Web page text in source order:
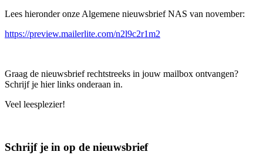
Lees hieronder onze Algemene nieuwsbrief NAS van november:
https://preview.mailerlite.com/n2l9c2r1m2
Graag de nieuwsbrief rechtstreeks in jouw mailbox ontvangen?
Schrijf je hier links onderaan in.
Veel leesplezier!
Schrijf je in op de nieuwsbrief